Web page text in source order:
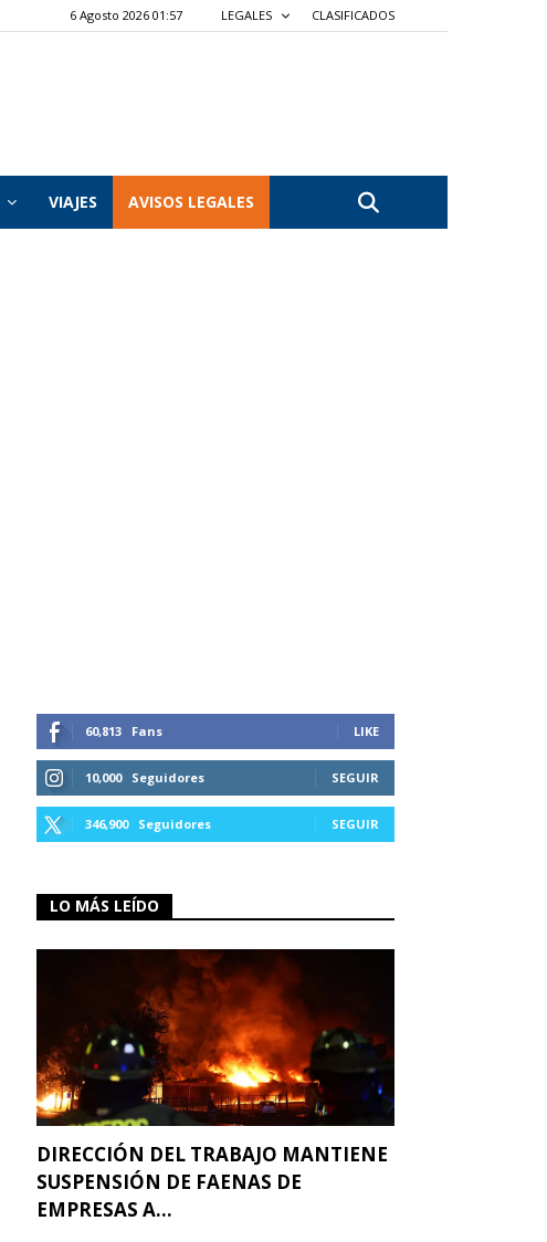
6 Agosto 2026 01:57 LEGALES CLASIFICADOS
VIAJES AVISOS LEGALES
60,813 Fans LIKE
10,000 Seguidores SEGUIR
346,900 Seguidores SEGUIR
LO MÁS LEÍDO
DIRECCIÓN DEL TRABAJO MANTIENE
SUSPENSIÓN DE FAENAS DE
EMPRESAS A...